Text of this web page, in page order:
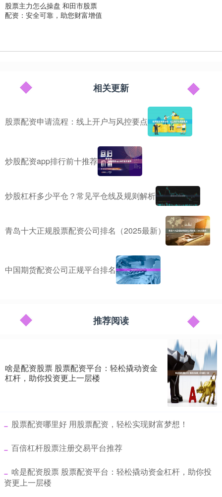
股票主力怎么操盘 和田市股票
配资：安全可靠，助您财富增值
相关更新
股票配资申请流程：线上开户与风控要点
炒股配资app排行前十推荐
炒股杠杆多少平仓？常见平仓线及规则解析
青岛十大正规股票配资公司排名（2025最新）
中国期货配资公司正规平台排名
推荐阅读
啥是配资股票 股票配资平台：轻松撬动资金
杠杆，助你投资更上一层楼
​股票配资哪里好 用股票配资，轻松实现财富梦想！
​百倍杠杆股票注册交易平台推荐
​啥是配资股票 股票配资平台：轻松撬动资金杠杆，助你投
资更上一层楼